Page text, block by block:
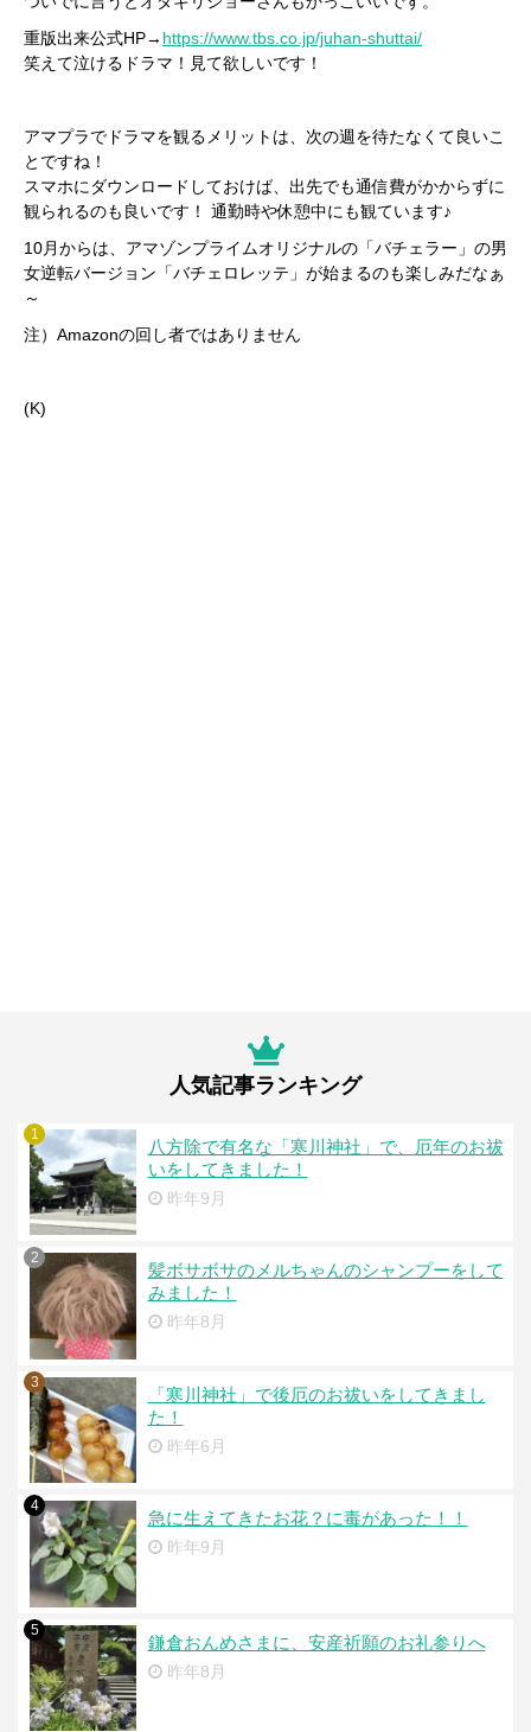
重版出来公式HP→ https://www.tbs.co.jp/juhan-shuttai/
笑えて泣けるドラマ！見て欲しいです！
アマプラでドラマを観るメリットは、次の週を待たなくて良いこ
とですね！
スマホにダウンロードしておけば、出先でも通信費がかからずに
観られるのも良いです！ 通勤時や休憩中にも観ています♪
10月からは、アマゾンプライムオリジナルの「バチェラー」の男
女逆転バージョン「バチェロレッテ」が始まるのも楽しみだなぁ
～
注）Amazonの回し者ではありません
(K)
人気記事ランキング
1
八方除で有名な「寒川神社」で、厄年のお祓
いをしてきました！
昨年9月
2
髪ボサボサのメルちゃんのシャンプーをして
みました！
昨年8月
3
「寒川神社」で後厄のお祓いをしてきまし
た！
昨年6月
4
急に生えてきたお花？に毒があった！！
昨年9月
5
鎌倉おんめさまに、安産祈願のお礼参りへ
昨年8月